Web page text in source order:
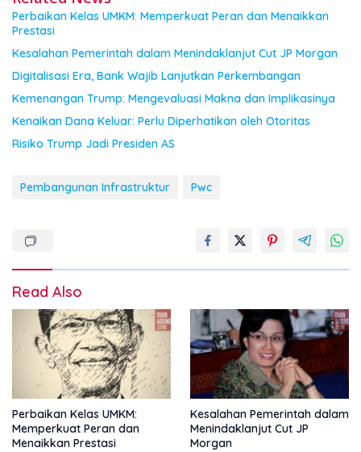
Perbaikan Kelas UMKM: Memperkuat Peran dan Menaikkan
Prestasi
Kesalahan Pemerintah dalam Menindaklanjut Cut JP Morgan
Digitalisasi Era, Bank Wajib Lanjutkan Perkembangan
Kemenangan Trump: Mengevaluasi Makna dan Implikasinya
Kenaikan Dana Keluar: Perlu Diperhatikan oleh Otoritas
Risiko Trump Jadi Presiden AS
Pembangunan Infrastruktur Pwc
Read Also
Perbaikan Kelas UMKM:
Memperkuat Peran dan
Menaikkan Prestasi
Kesalahan Pemerintah dalam
Menindaklanjut Cut JP
Morgan